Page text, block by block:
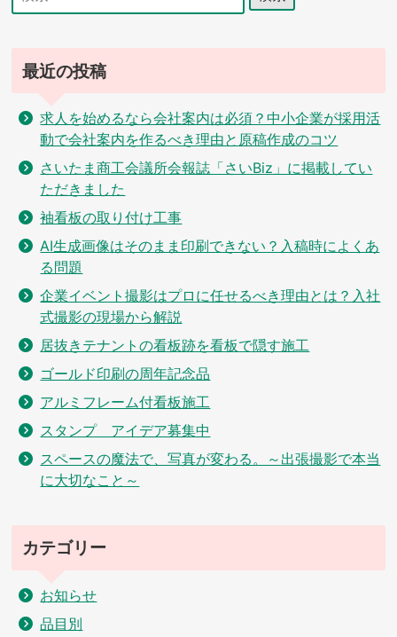
ョ
索:
最近の投稿
求人を始めるなら会社案内は必須？中小企業が採用活
動で会社案内を作るべき理由と原稿作成のコツ
さいたま商工会議所会報誌「さいBiz」に掲載してい
ただきました
袖看板の取り付け工事
AI生成画像はそのまま印刷できない？入稿時によくあ
る問題
企業イベント撮影はプロに任せるべき理由とは？入社
式撮影の現場から解説
居抜きテナントの看板跡を看板で隠す施工
ゴールド印刷の周年記念品
アルミフレーム付看板施工
スタンプ アイデア募集中
スペースの魔法で、写真が変わる。～出張撮影で本当
に大切なこと～
カテゴリー
お知らせ
品目別